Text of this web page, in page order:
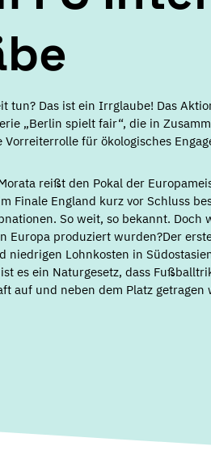
Das ist ein Irrglaube! Das
„Berlin spielt fair“, die in
für ökologisches
reißt den Pokal der
Finale England kurz vor Schluss
So weit, so bekannt. Doch
Europa produziert wurden?Der
Lohnkosten in
es ein Naturgesetz, dass
auf und neben dem Platz